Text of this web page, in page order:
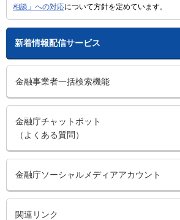
相談」への対応について方針を定めています。
新着情報配信サービス
金融事業者一括検索機能
金融庁チャットボット
（よくある質問）
金融庁ソーシャルメディアアカウント
関連リンク